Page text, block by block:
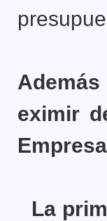
eximir
La